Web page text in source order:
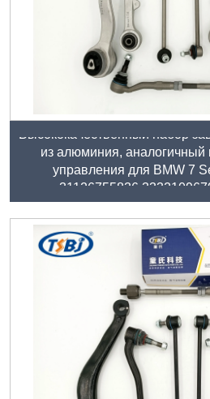
Высококачественный набор
из алюминия, аналогичный
управления для BMW 7
31126755836